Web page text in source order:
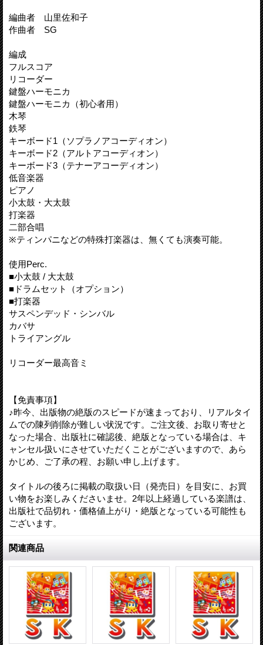
編曲者 山里佐和子
作曲者 SG
編成
フルスコア
リコーダー
鍵盤ハーモニカ
鍵盤ハーモニカ（初心者用）
木琴
鉄琴
キーボード1（ソプラノアコーディオン）
キーボード2（アルトアコーディオン）
キーボード3（テナーアコーディオン）
低音楽器
ピアノ
小太鼓・大太鼓
打楽器
二部合唱
※ティンパニなどの特殊打楽器は、無くても演奏可能。
使用Perc.
■小太鼓 / 大太鼓
■ドラムセット（オプション）
■打楽器
サスペンデッド・シンバル
カバサ
トライアングル
リコーダー最高音ミ
【免責事項】
♪昨今、出版物の絶版のスピードが速まっており、リアルタイ
ムでの陳列削除が難しい状況です。ご注文後、お取り寄せと
なった場合、出版社に確認後、絶版となっている場合は、キ
ャンセル扱いにさせていただくことがございますので、あら
かじめ、ご了承の程、お願い申し上げます。
タイトルの後ろに掲載の取扱い日（発売日）を目安に、お買
い物をお楽しみくださいませ。2年以上経過している楽譜は、
出版社で品切れ・価格値上がり・絶版となっている可能性も
ございます。
関連商品